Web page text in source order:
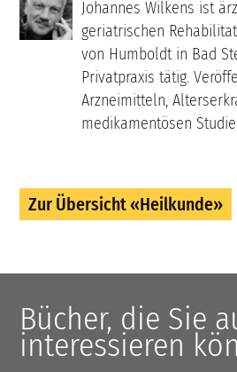
Johannes Wilkens ist
geriatrischen
von Humboldt in Bad
Privatpraxis tätig.
Arzneimitteln,
medikamentösen
Zur Übersicht «Heilkunde»
Bücher, die Sie
interessieren